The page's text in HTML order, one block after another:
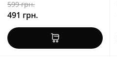
599 грн.
491 грн.